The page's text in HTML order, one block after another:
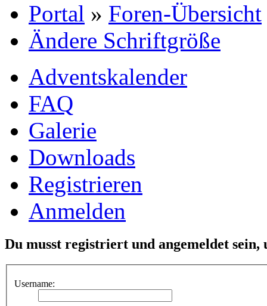
Portal » Foren-Übersicht
Ändere Schriftgröße
Adventskalender
FAQ
Galerie
Downloads
Registrieren
Anmelden
Du musst registriert und angemeldet sein,
Username: